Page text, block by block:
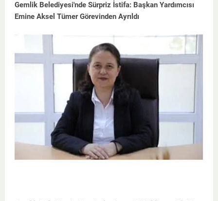
Gemlik Belediyesi'nde Sürpriz İstifa: Başkan Yardımcısı
Emine Aksel Tümer Görevinden Ayrıldı